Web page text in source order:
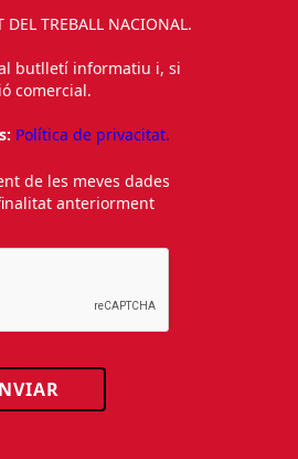
DEL TREBALL NACIONAL.
butlletí informatiu i, si
comercial.
Política de privacitat.
de les meves dades
anteriorment